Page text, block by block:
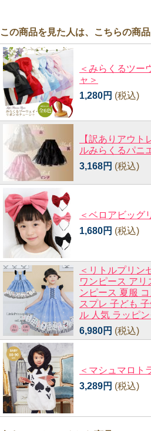
この商品を見た人は、こちらの商
＜みらくるツー
ャ＞
1,280円 (税込)
【訳ありアウ
ルみらくるパニ
3,168円 (税込)
＜ベロアビッグ
1,680円 (税込)
＜リトルプリン
ワンピース ア
ンピース 夏服
スプレ 子ども
ル 人気 ラッピ
6,980円 (税込)
＜マシュマロト
3,289円 (税込)